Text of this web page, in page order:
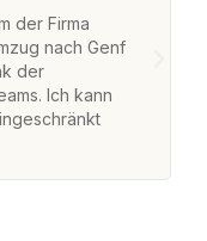
der Firma
nach Genf
der
Ich kann